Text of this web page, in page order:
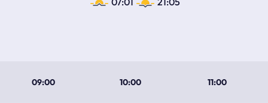
09:00 10:00 11:00